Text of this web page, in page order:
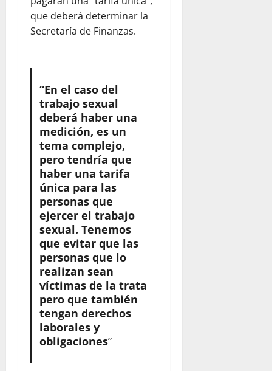
que deberá determinar la
Secretaría de Finanzas.
“En el caso del
trabajo sexual
deberá haber una
medición, es un
tema complejo,
pero tendría que
haber una tarifa
única para las
personas que
ejercer el trabajo
sexual. Tenemos
que evitar que las
personas que lo
realizan sean
víctimas de la trata
pero que también
tengan derechos
laborales y
obligaciones”